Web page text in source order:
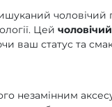
чоловічий
Цей
ваш статус та
незамінним